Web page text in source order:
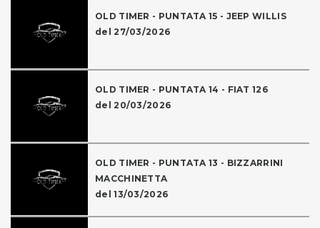
OLD TIMER - PUNTATA 15 - JEEP WILLIS
del 27/03/2026
OLD TIMER - PUNTATA 14 - FIAT 126
del 20/03/2026
OLD TIMER - PUNTATA 13 - BIZZARRINI
MACCHINETTA
del 13/03/2026